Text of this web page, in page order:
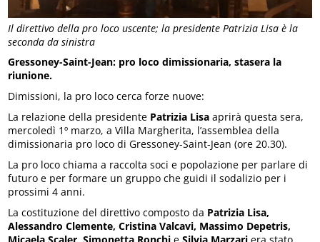
Il direttivo della pro loco uscente; la presidente Patrizia Lisa è la
seconda da sinistra
Gressoney-Saint-Jean: pro loco dimissionaria, stasera la
riunione.
Dimissioni, la pro loco cerca forze nuove:
La relazione della presidente Patrizia Lisa aprirà questa sera,
mercoledì 1º marzo, a Villa Margherita, l’assemblea della
dimissionaria pro loco di Gressoney-Saint-Jean (ore 20.30).
La pro loco chiama a raccolta soci e popolazione per parlare di
futuro e per formare un gruppo che guidi il sodalizio per i
prossimi 4 anni.
La costituzione del direttivo composto da Patrizia Lisa,
Alessandro Clemente, Cristina Valcavi, Massimo Depetris,